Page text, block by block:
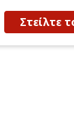
Στείλτε